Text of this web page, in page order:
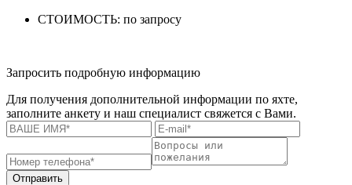
СТОИМОСТЬ: по запросу
Запросить подробную информацию
Для получения дополнительной информации по яхте,
заполните анкету и наш специалист свяжется с Вами.
Отправить